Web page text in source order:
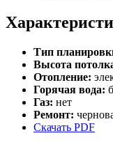
Тип
Высота
Отопление:
Горячая вода:
Газ: нет
Ремонт:
Скачать PDF